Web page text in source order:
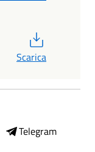
Scarica
Telegram